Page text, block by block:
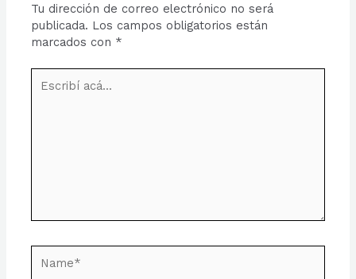
Tu dirección de correo electrónico no será
publicada. Los campos obligatorios están
marcados con *
acá...